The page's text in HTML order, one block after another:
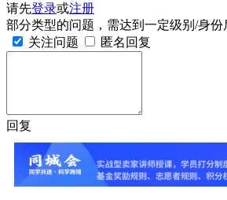
请先登录或注册
部分类型的问题，需达到一定级别/身份
关注问题
匿名回复
回复